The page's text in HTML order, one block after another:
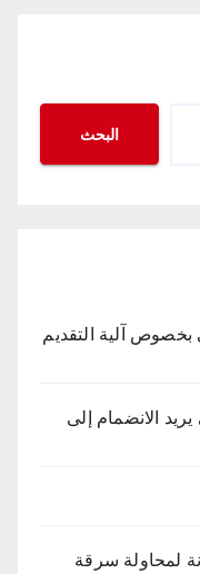
البحث
بخصوص آلية التقديم
الانضمام إلى
لمحاولة سرقة